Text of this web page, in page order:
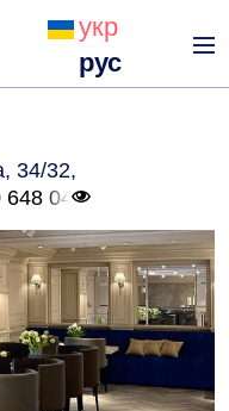
укр
рус
34/32,
648 04